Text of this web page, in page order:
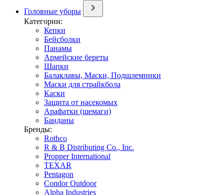
Головные уборы
Категории:
Кепки
Бейсболки
Панамы
Армейские береты
Шапки
Балаклавы, Маски, Подшлемники
Маски для страйкбола
Каски
Защита от насекомых
Арафатки (шемаги)
Банданы
Бренды:
Rothco
R & B Distributing Co., Inc.
Propper International
TEXAR
Pentagon
Condor Outdoor
Alpha Industries